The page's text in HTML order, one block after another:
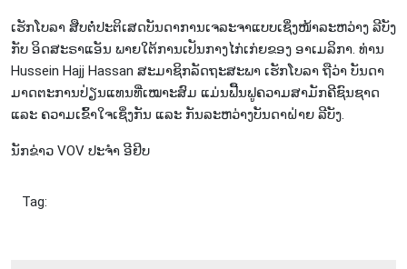
ເຮັກ​ໂບ​ລາ ສືບ​ຕໍ່​ປະ​ຕິ​ເສດ​ບັນ​ດາ​ການ​ເຈ​ລະ​ຈາ​ແບບ​ເຊິ່ງ​ໜ້າ​ລະ​ຫວ່າງ ລີ​ບັງ
ກັບ ອິດ​ສະ​ຣາ​ແອັນ ພາຍ​ໃຕ້​ການ​ເປັນ​ກາງ​ໄກ່​ເກ່ຍ​ຂອງ ອາ​ເມ​ລິ​ກາ. ທ່ານ
Hussein Hajj Hassan ສະ​ມາ​ຊິກ​ລັດ​ຖະ​ສະ​ພາ​ ເຮັກ​ໂບ​ລາ ຖື​ວ່າ ບັນ​ດາ​
ມາດ​ຕະ​ການ​ປ່ຽນ​ແທນ​ທີ່​ເໝາະ​ສົມ ແມ່ນ​ຟື້ນ​ຟູ​ຄວາມ​ສາ​ມັກ​ຄີ​ຊົນ​ຊາດ
ແລະ ຄວາມ​ເຂົ້າ​ໃຈ​ເຊິ່ງ​ກັນ ແລະ ກັນ​ລະ​ຫວ່າງບັນ​ດາ​ຝ່າຍ ລີ​ບັງ.
ນັກ​ຂ່າວ VOV ປະ​ຈຳ ອີ​ຢິບ
Tag: